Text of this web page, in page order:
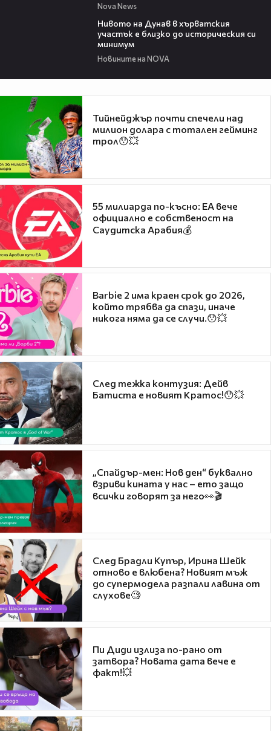
Nova News
Нивото на Дунав в хърватския
участък е близко до историческия си
минимум
Новините на NOVA
Тийнейджър почти спечели над
милион долара с тотален гейминг
трол😯💥
55 милиарда по-късно: EA вече
официално е собственост на
Саудитска Арабия💰
Barbie 2 има краен срок до 2026,
който трябва да спази, иначе
никога няма да се случи.😯💥
След тежка контузия: Дейв
Батиста е новият Кратос!😯💥
„Спайдър-мен: Нов ден“ буквално
взриви кината у нас – ето защо
всички говорят за него👀🎬
След Брадли Купър, Ирина Шейк
отново е влюбена? Новият мъж
до супермодела разпали лавина от
слухове🧐
Пи Диди излиза по-рано от
затвора? Новата дата вече е
факт!💥